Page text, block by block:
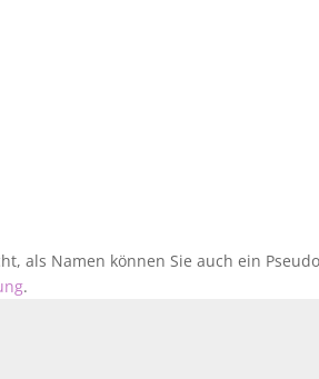
als Namen können Sie auch ein
.